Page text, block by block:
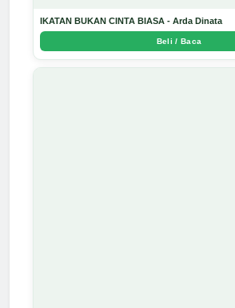
IKATAN BUKAN CINTA BIASA - Arda Dinata
Beli / Baca